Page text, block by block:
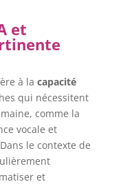
et
à la capacité
qui nécessitent
comme la
vocale et
le contexte de
et